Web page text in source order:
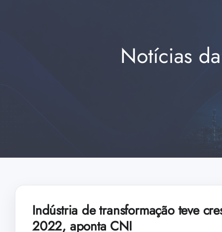
Notícias
Indústria de transformação teve
2022, aponta CNI